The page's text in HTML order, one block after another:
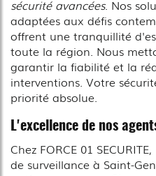
sécurité avancées. Nos
adaptées aux défis
offrent une tranquillité
toute la région. Nous
garantir la fiabilité et la
interventions. Votre
priorité absolue.
L'excellence de nos
Chez FORCE 01
de surveillance à Saint-